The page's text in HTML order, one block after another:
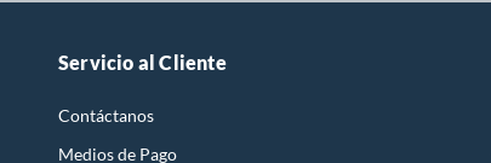
Servicio al Cliente
Contáctanos
Medios de Pago